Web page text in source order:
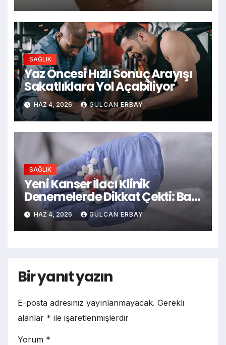
SAĞLIK
Yaz Öncesi Hızlı Sonuç Arayışı
Sakatlıklara Yol Açabiliyor
HAZ 4, 2026 GÜLCAN ERBAY
SAĞLIK
Yeni Kanser İlacı Klinik
Denemelerde Dikkat Çekti: Bazı
Hastalarda Tümörler Küçüldü
HAZ 4, 2026 GÜLCAN ERBAY
Bir yanıt yazın
E-posta adresiniz yayınlanmayacak. Gerekli
alanlar * ile işaretlenmişlerdir
Yorum *